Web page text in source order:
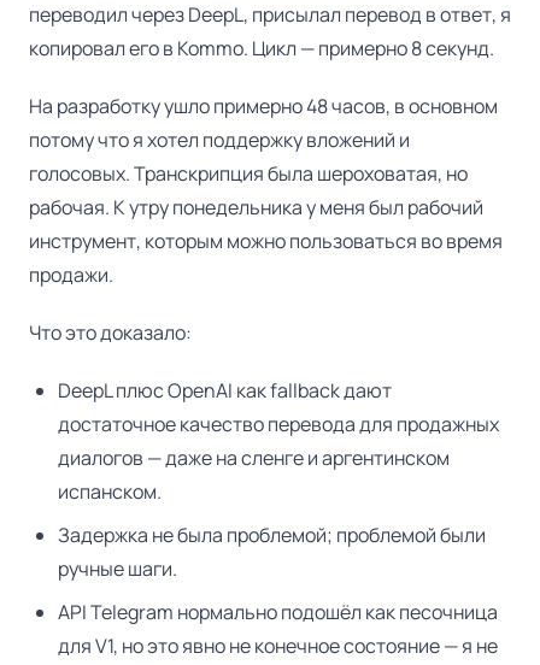
переводил через DeepL, присылал перевод в ответ, я
копировал его в Kommo. Цикл — примерно 8 секунд.
На разработку ушло примерно 48 часов, в основном
потому что я хотел поддержку вложений и
голосовых. Транскрипция была шероховатая, но
рабочая. К утру понедельника у меня был рабочий
инструмент, которым можно пользоваться во время
продажи.
Что это доказало:
DeepL плюс OpenAI как fallback дают
достаточное качество перевода для продажных
диалогов — даже на сленге и аргентинском
испанском.
Задержка не была проблемой; проблемой были
ручные шаги.
API Telegram нормально подошёл как песочница
для V1, но это явно не конечное состояние — я не